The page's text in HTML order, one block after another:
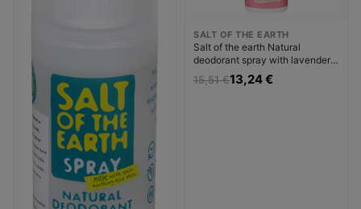
SALT OF THE EARTH
Salt of the earth Natural
deodorant spray with lavender
and vanilla Pure Aura ( Natura l
Deodorant) Dezodorantas
15,51 €13,24 €